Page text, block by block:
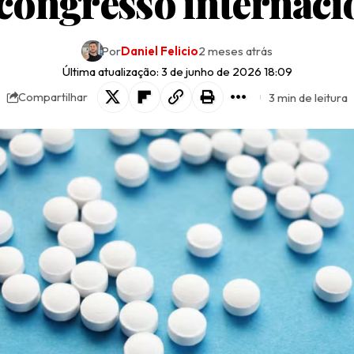
Última atualização: 3 de junho de 2026 18:09
PorDaniel Felicio2 meses atrás
Compartilhar 3 min de leitura